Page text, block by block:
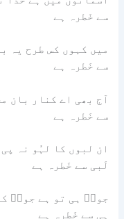
سے خَطرہ ہے
میں کہوں کس طرح
سے خَطرہ ہے
آج بھی اے کنار
سے خَطرہ ہے
ان لبوں کا
لَبی سے خَطرہ ہے
جونؔ ہی تو ہے
ہی سے خَطرہ ہے